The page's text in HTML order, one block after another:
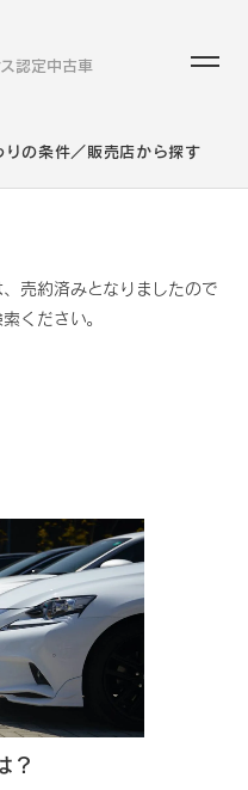
認定中古車
りの条件／販売店から探す
売約済みとなりましたので
ください。
？